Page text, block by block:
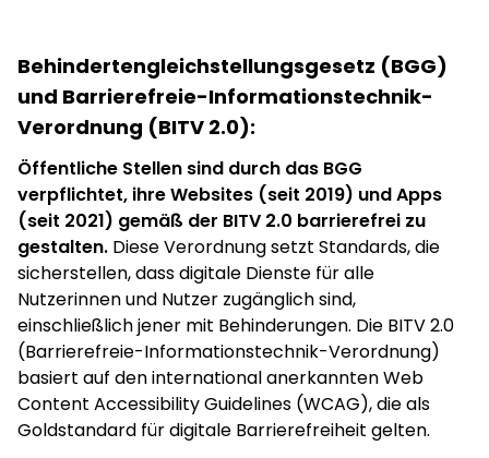
Behindertengleichstellungsgesetz (BGG)
und Barrierefreie-Informationstechnik-
Verordnung (BITV 2.0):
Öffentliche Stellen sind durch das BGG
verpflichtet, ihre Websites (seit 2019) und Apps
(seit 2021) gemäß der BITV 2.0 barrierefrei zu
gestalten. Diese Verordnung setzt Standards, die
sicherstellen, dass digitale Dienste für alle
Nutzerinnen und Nutzer zugänglich sind,
einschließlich jener mit Behinderungen. Die BITV 2.0
(Barrierefreie-Informationstechnik-Verordnung)
basiert auf den international anerkannten Web
Content Accessibility Guidelines (WCAG), die als
Goldstandard für digitale Barrierefreiheit gelten.